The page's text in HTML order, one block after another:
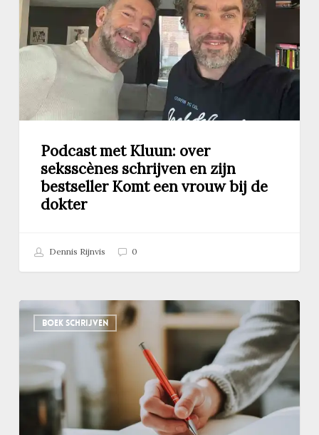
seksscènes
schrijven
en
bestseller
Komt
een
dokter
Podcast met Kluun: over
seksscènes schrijven en zijn
bestseller Komt een vrouw bij de
dokter
Dennis Rijnvis 0
BOEK SCHRIJVEN
Levensverhaal
schrijven?
vragenlijst